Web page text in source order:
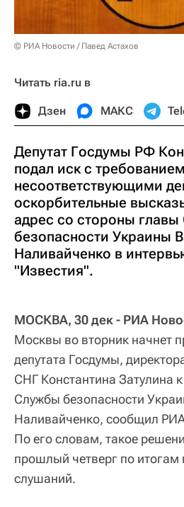
© РИА Новости / Павед Астахов
Читать ria.ru в
Дзен МАКС
Депутат Госдумы РФ
подал иск с
несоответствующими
оскорбительные
адрес со стороны
безопасности Украины
Наливайченко в
"Известия".
МОСКВА, 30 дек - РИА
Москвы во вторник начнет
депутата Госдумы,
СНГ Константина Затулина
Службы безопасности
Наливайченко, сообщил
По его словам, такое
прошлый четверг по итогам
слушаний.